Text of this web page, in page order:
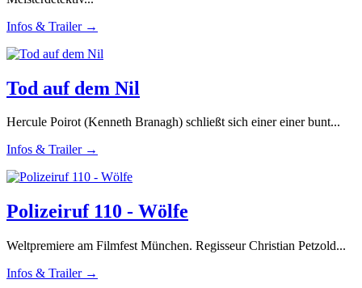
Infos & Trailer →
Tod auf dem Nil
Hercule Poirot (Kenneth Branagh) schließt sich einer einer bunt...
Infos & Trailer →
Polizeiruf 110 - Wölfe
Weltpremiere am Filmfest München. Regisseur Christian Petzold...
Infos & Trailer →